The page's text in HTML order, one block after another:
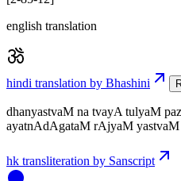
english translation
hindi translation by Bhashini
dhanyastvaM na tvayA tulyaM
ayatnAdAgataM rAjyaM
hk transliteration by Sanscript